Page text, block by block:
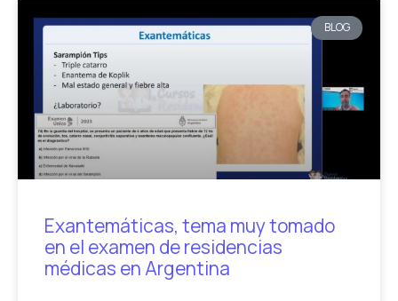
BLOG
Exantemáticas, tema muy tomado
en el examen de residencias
médicas en Argentina